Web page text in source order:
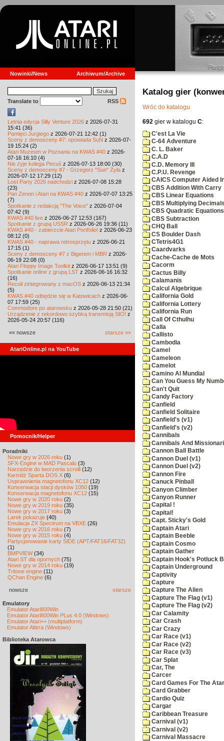
Nowinki/News Archiwum/Archive
Translate to RSS
Letnia edycja Silly Venture 2026 z 2026-07-31
15:41 (36)
Pamięci Jurgiego z 2026-07-21 12:42 (1)
Sceny z demosceny #7: opowiada SuN z 2026-07-
19 15:24 (2)
Atari Muzeum w Poznaniu na KWAS #40 z 2026-
07-16 16:10 (4)
Nie żyje kolega Pecuś z 2026-07-13 18:00 (30)
Sceny z demosceny #7 - Grzegorz "Sun" Żyła z
2026-07-12 17:29 (12)
Lost Party 2026 nadchodzi z 2026-07-08 15:28
(23)
Pan Zenon i Atari na KWAS #40 z 2026-07-07 13:25
(7)
Spotkanie z redakcją "The Voice" z 2026-07-04
07:42 (9)
KWAS #40 live z 2026-06-27 12:53 (167)
Spotkanie z grupą USSR z 2026-06-26 19:36 (11)
KWAS #40 - zabierzcie Atari Portfolio! z 2026-06-23
08:12 (0)
KWAS #40 - naprawa retrosprzętu z 2026-06-21
17:15 (1)
Sceny z demosceny #7 z Bigerem i MBR z 2026-
06-19 22:08 (0)
Atari Floppy Image Toolkit z 2026-06-17 13:51 (9)
Spotkanie online z grupą LST z 2026-06-16 16:32
(16)
Recoil zintegrowany z macOS z 2026-06-13 21:34
(5)
KWAS #40 odbędzie się w Katowicach z 2026-06-
07 17:59 (25)
Commodore po atarowsku z 2026-05-28 21:50 (21)
Urządzenie z rekordowo szybką transmisją SIO! z
2026-05-24 20:57 (116)
«« nowsze starsze »»
AtariOnline.pl na YouTube
Pomocnik/Helper
Poradniki
Nowe gry w 2026 roku (1)
SFX-Engine w MAD Pascalu (3)
Narzędzie do tworzenia scrolli (12)
Kartridż Sparta DOS X (6)
Usprawnienia magnetofonu XC12 (12)
Konserwacja stacji dysków 1050 (19)
Konserwacja magnetofonu XC12 (15)
Nowe gry w 2020 roku (2)
Nowe gry w 2019 roku (35)
Nowe gry w 2017 roku (3)
Larek pokazuje (40)
Emulacja ZX Spectrum na VBXE (26)
Nowe gry w 2016 roku (7)
Nowe gry w 2015 roku (4)
Partycjonowanie karty SIDE (APT/FAT16/FAT32)
(1)
BMPVIEW(34)
Atari ST dla opornych (75)
Nowe gry w 2014 roku (19)
Tritone engine (11)
QChan Engine (6)
nowsze starsze
Emulatory
Emulator Atari800Win
Emulator Atari800Win PLus 4.0 (Windows)
Emulator Atari++ (multiplatform)
Emulator Altirra (Windows)
Biblioteka Atarowca
Katalog gier
Wróc do katalogu
692 gier w katalogu C:
C'est La Vie
C-64 Adventure
C. L. Baker
C.A.D
C.D. Memory III
C.P.U. Revenge
CAICS Computer Aided
CBS Addition With Carry
CBS Linear Equations
CBS Multiplying
CBS Quadratic Equations
CBS Subtraction
CHQ Ball
CS Boulder Dash
CTetris4G1
Caardvarks
Cache-Cache de Mots
Cacorm
Cactus Billy
Calamanis
Calcul Algebrique
California Gold
California Lottery
California Run
Call Of Cthulhu
Calla
Callisto
Cambodia
Camel
Cameleon
Camelot
Camino Al Mundial
Can You Guess My
Can't Quit
Candy Factory
Canfield
Canfield Solitaire
Canfield's (v1)
Canfield's (v2)
Cannibals
Cannibals And
Cannon Ball Battle
Cannon Duel (v1)
Cannon Duel (v2)
Cannon Fire
Canuck Pinball
Canyon Climber
Canyon Runner
Capital !
Capital!
Capt. Sticky's Gold
Captain Atari
Captain Beeble
Captain Cosmo
Captain Gather
Captain Hook's Potluck
Captain Underground
Captivity
Capture
Capture The Alien
Capture The Flag (v1)
Capture The Flag (v2)
Car Calamity
Car Crash
Car Crazy
Car Race (v1)
Car Race (v2)
Car Race (v3)
Car Splat
Car, The
Carcer
Card Games For The
Card Grabber
Cardio Quiz
Cargar
Caribbean Treasure
Carnival (v1)
Carnival (v2)
Carnival Massacre